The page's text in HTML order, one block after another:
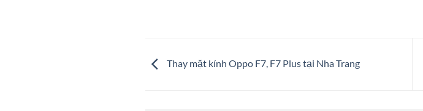
Thay mặt kính Oppo F7, F7 Plus tại Nha Trang